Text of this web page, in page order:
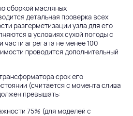
сборкой масляных
детальная проверка всех
разгерметизации узла для его
в условиях сухой погоды с
части агрегата не менее 100
проводится дополнительный
срок его
(считается с момента слива
превышать:
75% (для моделей с